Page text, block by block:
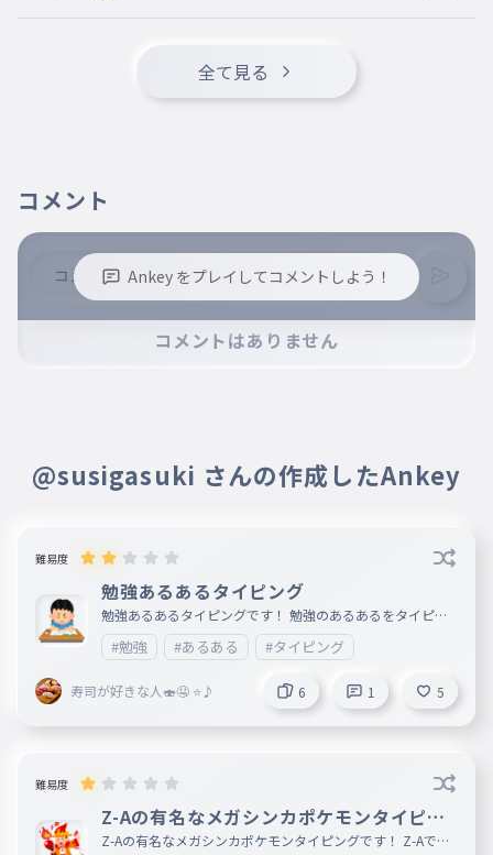
全て見る
コメント
Ankey をプレイしてコメントしよう！
※コメントするには、ログインが必要です。
コメントはありません
@susigasuki さんの作成したAnkey
難易度
勉強あるあるタイピング
勉強あるあるタイピングです！ 勉強のあるあるをタイピン
グします！ 📝
#勉強 #あるある #タイピング
寿司が好きな人🍣🤤 ⭐️♪ 6 1 5
難易度
Z-Aの有名なメガシンカポケモンタイピン
グ
Z-Aの有名なメガシンカポケモンタイピングです！ Z-Aでの